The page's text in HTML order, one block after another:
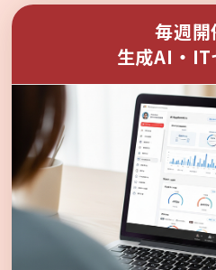
毎週開
生成AI・IT